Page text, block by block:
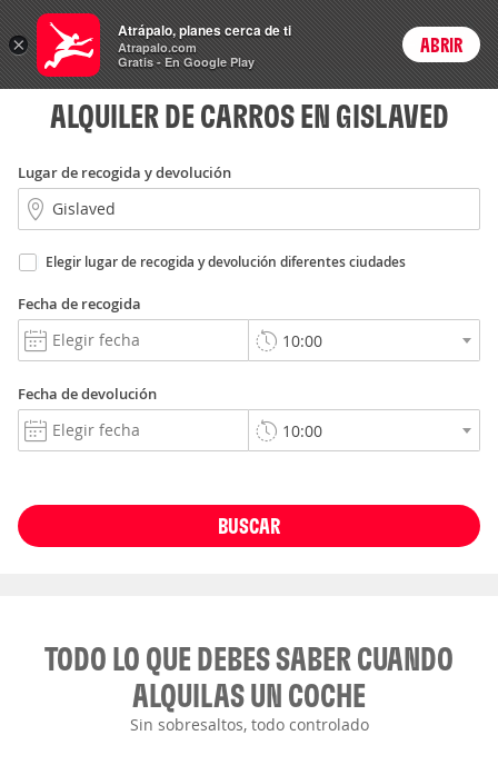
Rent
a Car Login
ALQUILER DE CARROS EN GISLAVED
Lugar de recogida y devolución
Elegir lugar de recogida y devolución diferentes ciudades
Fecha de recogida
Fecha de devolución
BUSCAR
TODO LO QUE DEBES SABER CUANDO
ALQUILAS UN COCHE
Sin sobresaltos, todo controlado
×
Atrápalo, planes cerca de ti
Atrapalo.com
Gratis - En Google Play
ABRIR